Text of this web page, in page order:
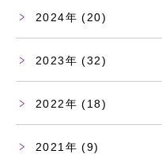
2024 (20)
2023 (32)
2022 (18)
2021 (9)